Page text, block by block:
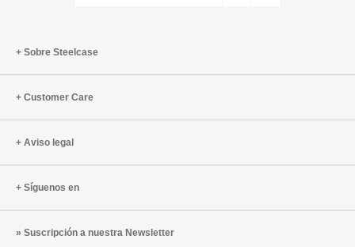
Sobre Steelcase
Customer Care
Aviso legal
Síguenos en
Suscripción a nuestra Newsletter